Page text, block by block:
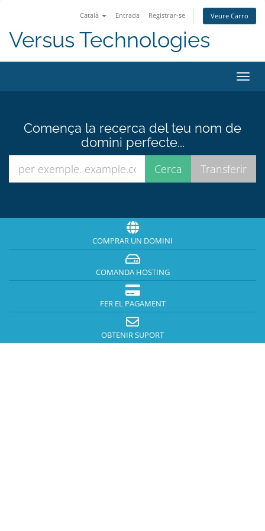
Català Entrada Registrar-se Veure Carro
Versus Technologies
la
Comença la recerca del teu nom de
domini perfecte...
COMPRAR UN DOMINI
COMANDA HOSTING
FER EL PAGAMENT
OBTENIR SUPORT